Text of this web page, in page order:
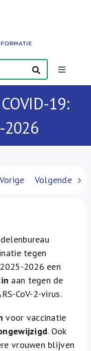
Toggle
19:
Vorige Volgende
tegen
2026 een
aan tegen de
CoV-2-virus.
voor vaccinatie
. Ook
vrouwen blijven